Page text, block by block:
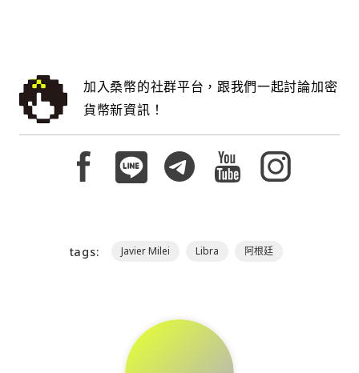
加入桑幣的社群平台，跟我們一起討論加密
貨幣新資訊！
tags: Javier Milei Libra 阿根廷